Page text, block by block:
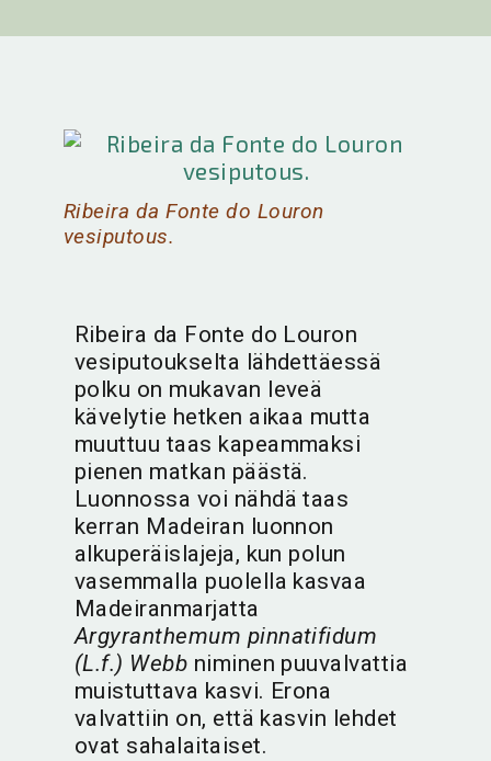
Ribeira da Fonte do Louron
vesiputous.
Ribeira da Fonte do Louron
vesiputoukselta lähdettäessä
polku on mukavan leveä
kävelytie hetken aikaa mutta
muuttuu taas kapeammaksi
pienen matkan päästä.
Luonnossa voi nähdä taas
kerran Madeiran luonnon
alkuperäislajeja, kun polun
vasemmalla puolella kasvaa
Madeiranmarjatta
Argyranthemum pinnatifidum
(L.f.) Webb niminen puuvalvattia
muistuttava kasvi. Erona
valvattiin on, että kasvin lehdet
ovat sahalaitaiset.